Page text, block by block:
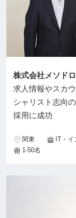
株式会社メソド
求人情報やスカ
シャリスト志向
採用に成功
関東 IT・
1-50名